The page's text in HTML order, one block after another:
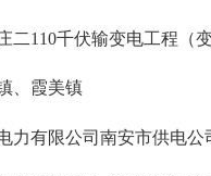
二110千伏输变电工程（变
、霞美镇
力有限公司南安市供电公